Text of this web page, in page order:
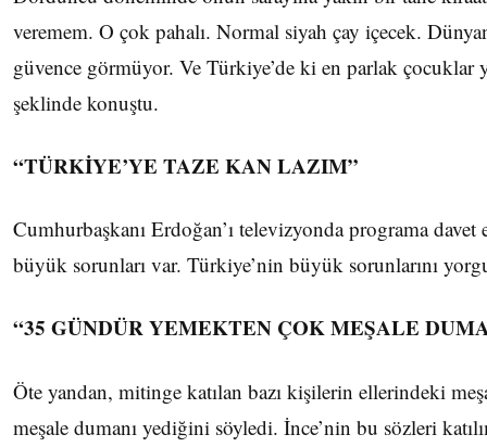
veremem. O çok pahalı. Normal siyah çay içecek.
güvence görmüyor. Ve Türkiye’de ki en parlak
şeklinde konuştu.
“TÜRKİYE’YE TAZE KAN LAZIM”
Cumhurbaşkanı Erdoğan’ı televizyonda programa
büyük sorunları var. Türkiye’nin büyük sorunlarını
“35 GÜNDÜR YEMEKTEN ÇOK MEŞALE
Öte yandan, mitinge katılan bazı kişilerin ellerindeki
meşale dumanı yediğini söyledi. İnce’nin bu sözleri